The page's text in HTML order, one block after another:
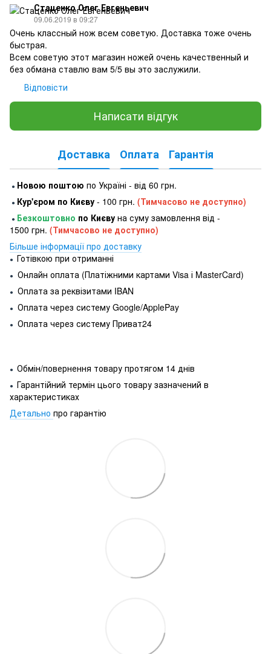
Стаценко Олег Евгеньевич
09.06.2019 в 09:27
Очень классный нож всем советую. Доставка тоже очень
быстрая.
Всем советую этот магазин ножей очень качественный и
без обмана ставлю вам 5/5 вы это заслужили.
Відповісти
Написати відгук
Доставка Оплата Гарантія
● Новою поштою по Україні - від 60 грн.
● Кур'єром по Києву - 100 грн. (Тимчасово не доступно)
● Безкоштовно по Києву на суму замовлення від -
1500 грн. (Тимчасово не доступно)
Більше інформації про доставку
● Готівкою при отриманні
● Онлайн оплата (Платіжними картами Visa і MasterCard)
● Оплата за реквізитами IBAN
● Оплата через систему Google/ApplePay
● Оплата через систему Приват24
● Обмін/повернення товару протягом 14 днів
● Гарантійний термін цього товару зазначений в
характеристиках
Детально про гарантію